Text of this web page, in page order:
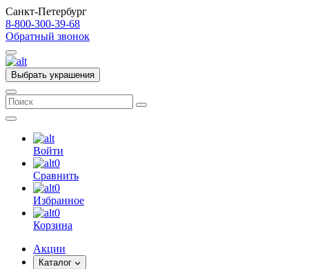
Санкт-Петербург
8-800-300-39-68
Обратный звонок
Выбрать украшения
Войти
0
Сравнить
0
Избранное
0
Корзина
Акции
Каталог